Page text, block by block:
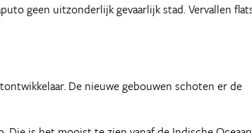
geen uitzonderlijk gevaarlijk stad. Vervallen
De nieuwe gebouwen schoten er de